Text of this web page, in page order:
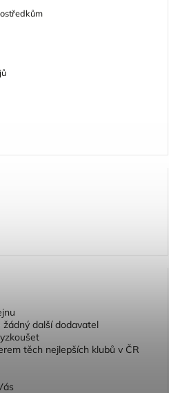
další dodavatel
těch nejlepších klubů v ČR